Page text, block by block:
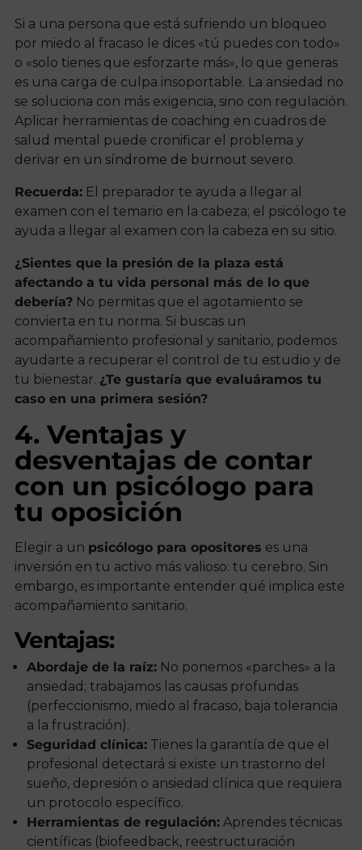
Si a una persona que está sufriendo un bloqueo
por miedo al fracaso le dices «tú puedes con todo»
o «solo tienes que esforzarte más», lo que generas
es una carga de culpa insoportable. La ansiedad no
se soluciona con más exigencia, sino con regulación.
Aplicar herramientas de coaching en cuadros de
salud mental puede cronificar el problema y
derivar en un síndrome de burnout severo.
Recuerda: El preparador te ayuda a llegar al
examen con el temario en la cabeza; el psicólogo te
ayuda a llegar al examen con la cabeza en su sitio.
¿Sientes que la presión de la plaza está
afectando a tu vida personal más de lo que
debería? No permitas que el agotamiento se
convierta en tu norma. Si buscas un
acompañamiento profesional y sanitario, podemos
ayudarte a recuperar el control de tu estudio y de
tu bienestar. ¿Te gustaría que evaluáramos tu
caso en una primera sesión?
4. Ventajas y
desventajas de contar
con un psicólogo para
tu oposición
Elegir a un psicólogo para opositores es una
inversión en tu activo más valioso: tu cerebro. Sin
embargo, es importante entender qué implica este
acompañamiento sanitario.
Ventajas:
Abordaje de la raíz: No ponemos «parches» a la
ansiedad; trabajamos las causas profundas
(perfeccionismo, miedo al fracaso, baja tolerancia
a la frustración).
Seguridad clínica: Tienes la garantía de que el
profesional detectará si existe un trastorno del
sueño, depresión o ansiedad clínica que requiera
un protocolo específico.
Herramientas de regulación: Aprendes técnicas
científicas (biofeedback, reestructuración